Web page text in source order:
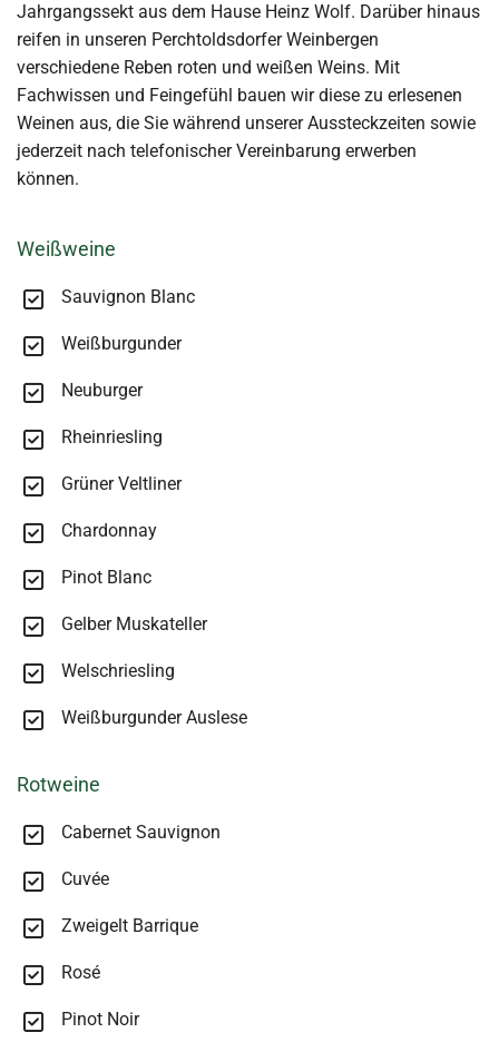
Jahrgangssekt aus dem Hause Heinz Wolf. Darüber hinaus
reifen in unseren Perchtoldsdorfer Weinbergen
verschiedene Reben roten und weißen Weins. Mit
Fachwissen und Feingefühl bauen wir diese zu erlesenen
Weinen aus, die Sie während unserer Aussteckzeiten sowie
jederzeit nach telefonischer Vereinbarung erwerben
können.
Weißweine
Sauvignon Blanc
Weißburgunder
Neuburger
Rheinriesling
Grüner Veltliner
Chardonnay
Pinot Blanc
Gelber Muskateller
Welschriesling
Weißburgunder Auslese
Rotweine
Cabernet Sauvignon
Cuvée
Zweigelt Barrique
Rosé
Pinot Noir